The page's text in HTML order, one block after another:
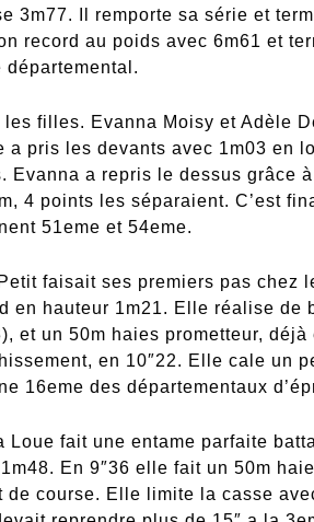
3m77. Il remporte sa série et
record au poids avec 6m61 et
départemental.
les filles. Evanna Moisy et Adèle
a pris les devants avec 1m03 en
Evanna a repris le dessus grâce
4 points les séparaient. C’est
51eme et 54eme.
faisait ses premiers pas chez
en hauteur 1m21. Elle réalise de
et un 50m haies prometteur,
en 10″22. Elle cale un
16eme des départementaux
Loue fait une entame parfaite
En 9″36 elle fait un 50m
de course. Elle limite la casse